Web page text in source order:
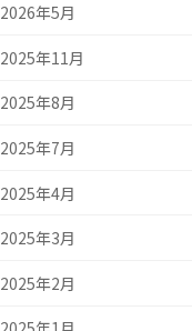
2026年5月
2025年11月
2025年8月
2025年7月
2025年4月
2025年3月
2025年2月